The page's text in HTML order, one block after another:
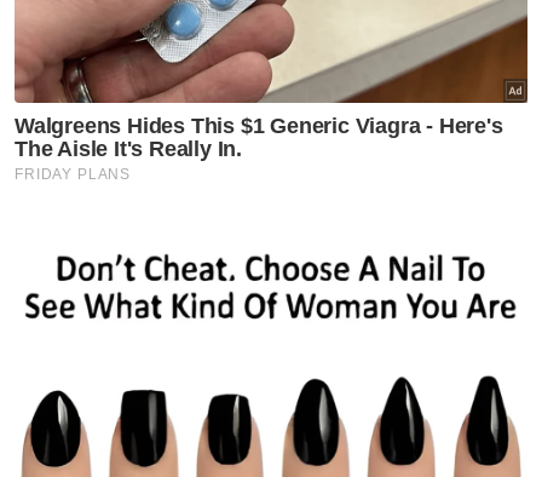
mengambil anaknya pulang dari sekolah.
Muat turun aplikasi Sinar Harian.
Klik di sini!
Jenayah
PDRM
Artikel Disyorkan